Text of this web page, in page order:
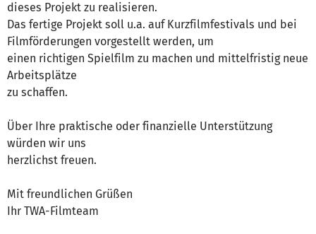
dieses Projekt zu realisieren.
Das fertige Projekt soll u.a. auf Kurzfilmfestivals und bei
Filmförderungen vorgestellt werden, um
einen richtigen Spielfilm zu machen und mittelfristig neue
Arbeitsplätze
zu schaffen.
Über Ihre praktische oder finanzielle Unterstützung
würden wir uns
herzlichst freuen.
Mit freundlichen Grüßen
Ihr TWA-Filmteam